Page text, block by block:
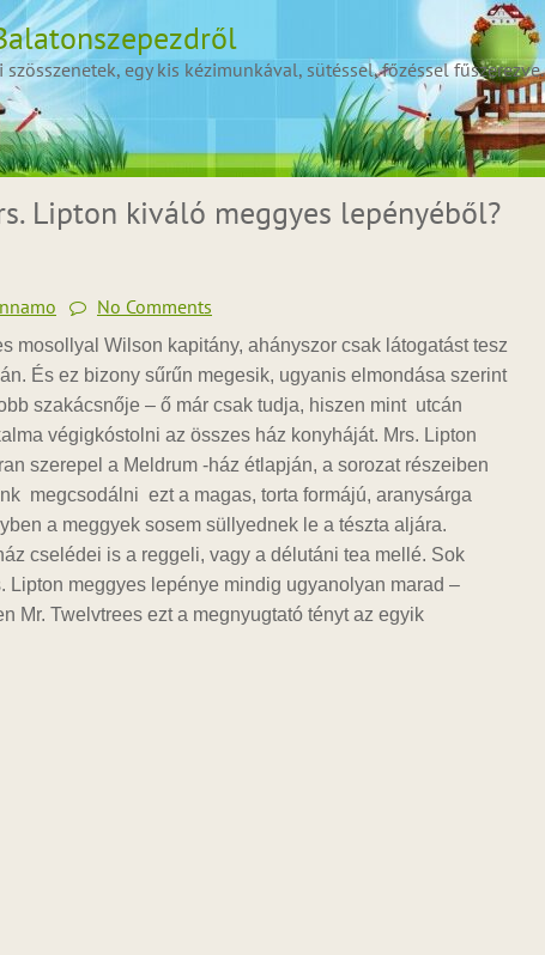
egy kis kézimunkával, sütéssel, főzéssel fűszerezve.
Lipton kiváló meggyes lepényéből?
No Comments
mosollyal Wilson kapitány, ahányszor csak látogatást tesz
És ez bizony sűrűn megesik, ugyanis elmondása szerint
szakácsnője – ő már csak tudja, hiszen mint utcán
végigkóstolni az összes ház konyháját. Mrs. Lipton
szerepel a Meldrum -ház étlapján, a sorozat részeiben
megcsodálni ezt a magas, torta formájú, aranysárga
a meggyek sosem süllyednek le a tészta aljára.
cselédei is a reggeli, vagy a délutáni tea mellé. Sok
Lipton meggyes lepénye mindig ugyanolyan marad –
Mr. Twelvtrees ezt a megnyugtató tényt az egyik